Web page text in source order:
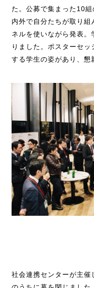
た。公募で集まった10
内外で自分たちが取り
ネルを使いながら発表
りました。ポスターセ
する学生の姿があり、懇
社会連携センターが主催